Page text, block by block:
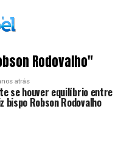
Rodovalho"
atrás
se houver equilíbrio entre
bispo Robson Rodovalho